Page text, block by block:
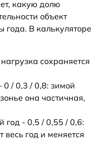
какую долю
объект
года. В калькуляторе
сохраняется
/ 0,3 / 0,8: зимой
она частичная,
год - 0,5 / 0,55 / 0,6:
весь год и меняется